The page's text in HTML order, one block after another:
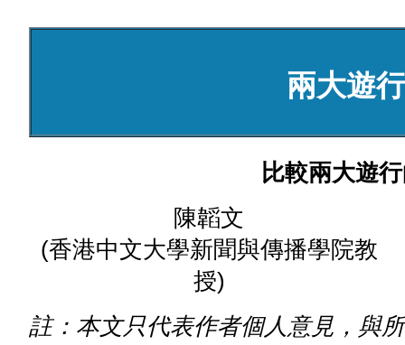
兩大遊
比較兩大遊
陳韜文
(香港中文大學新聞與傳播學院教
授)
註：本文只代表作者個人意見，與